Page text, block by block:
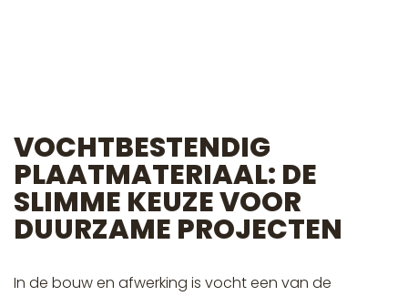
VOCHTBESTENDIG
PLAATMATERIAAL: DE
SLIMME KEUZE VOOR
DUURZAME PROJECTEN
In de bouw en afwerking is vocht een van de